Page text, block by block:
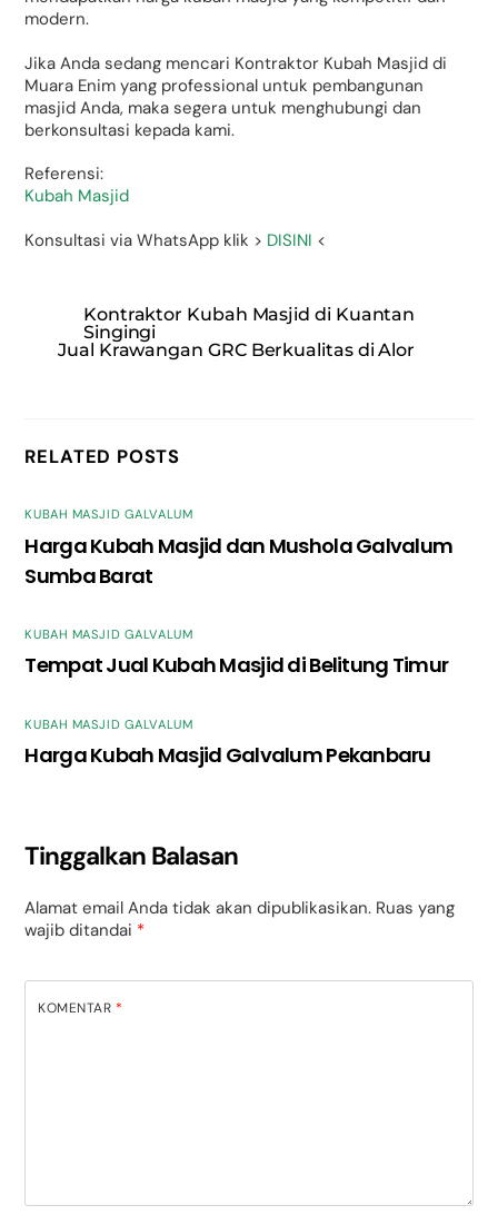
modern.
Jika Anda sedang mencari Kontraktor Kubah Masjid di
Muara Enim yang professional untuk pembangunan
masjid Anda, maka segera untuk menghubungi dan
berkonsultasi kepada kami.
Referensi:
Kubah Masjid
Konsultasi via WhatsApp klik > DISINI <
Kontraktor Kubah Masjid di Kuantan
Singingi
Jual Krawangan GRC Berkualitas di Alor
RELATED POSTS
KUBAH MASJID GALVALUM
Harga Kubah Masjid dan Mushola Galvalum
Sumba Barat
KUBAH MASJID GALVALUM
Tempat Jual Kubah Masjid di Belitung Timur
KUBAH MASJID GALVALUM
Harga Kubah Masjid Galvalum Pekanbaru
Tinggalkan Balasan
Alamat email Anda tidak akan dipublikasikan. Ruas yang
wajib ditandai *
KOMENTAR *